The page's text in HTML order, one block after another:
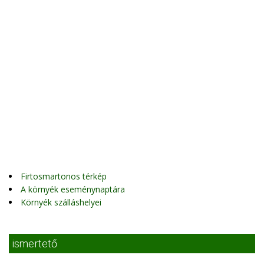
Firtosmartonos térkép
A környék eseménynaptára
Környék szálláshelyei
ismertető